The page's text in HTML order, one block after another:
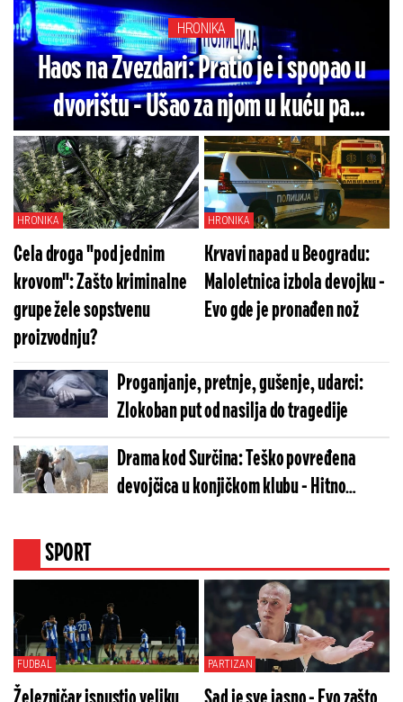
HRONIKA
Haos na Zvezdari: Pratio je i spopao u
dvorištu - Ušao za njom u kuću pa
naleteo na muža
HRONIKA
Cela droga "pod jednim
krovom": Zašto kriminalne
grupe žele sopstvenu
proizvodnju?
HRONIKA
Krvavi napad u Beogradu:
Maloletnica izbola devojku -
Evo gde je pronađen nož
Proganjanje, pretnje, gušenje, udarci:
Zlokoban put od nasilja do tragedije
Drama kod Surčina: Teško povređena
devojčica u konjičkom klubu - Hitno
SPORT
FUDBAL PARTIZAN